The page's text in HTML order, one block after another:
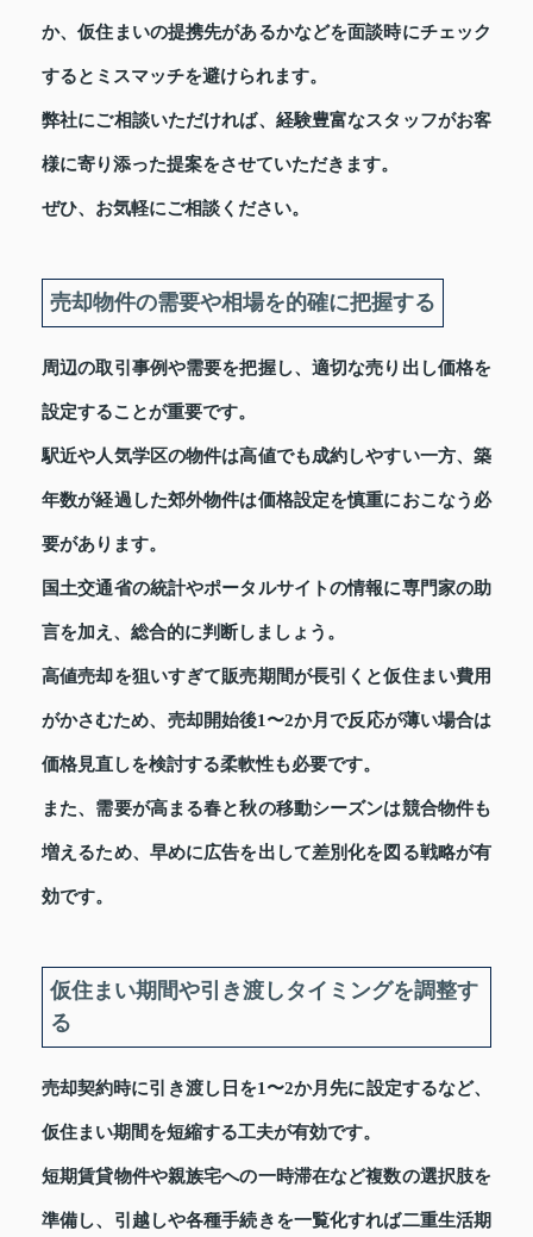
か、仮住まいの提携先があるかなどを面談時にチェック
するとミスマッチを避けられます。
弊社にご相談いただければ、経験豊富なスタッフがお客
様に寄り添った提案をさせていただきます。
ぜひ、お気軽にご相談ください。
売却物件の需要や相場を的確に把握する
周辺の取引事例や需要を把握し、適切な売り出し価格を
設定することが重要です。
駅近や人気学区の物件は高値でも成約しやすい一方、築
年数が経過した郊外物件は価格設定を慎重におこなう必
要があります。
国土交通省の統計やポータルサイトの情報に専門家の助
言を加え、総合的に判断しましょう。
高値売却を狙いすぎて販売期間が長引くと仮住まい費用
がかさむため、売却開始後1〜2か月で反応が薄い場合は
価格見直しを検討する柔軟性も必要です。
また、需要が高まる春と秋の移動シーズンは競合物件も
増えるため、早めに広告を出して差別化を図る戦略が有
効です。
仮住まい期間や引き渡しタイミングを調整す
る
売却契約時に引き渡し日を1〜2か月先に設定するなど、
仮住まい期間を短縮する工夫が有効です。
短期賃貸物件や親族宅への一時滞在など複数の選択肢を
準備し、引越しや各種手続きを一覧化すれば二重生活期